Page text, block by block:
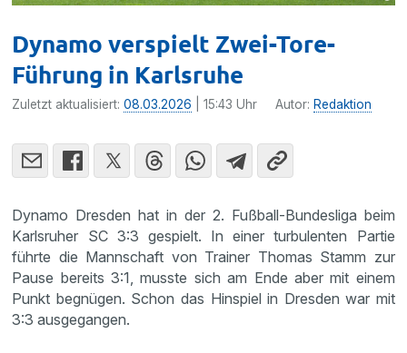
Dynamo verspielt Zwei-Tore-
Führung in Karlsruhe
Zuletzt aktualisiert:08.03.2026 | 15:43 Uhr Autor: Redaktion
Dynamo Dresden hat in der 2. Fußball-Bundesliga beim
Karlsruher SC 3:3 gespielt. In einer turbulenten Partie
führte die Mannschaft von Trainer Thomas Stamm zur
Pause bereits 3:1, musste sich am Ende aber mit einem
Punkt begnügen. Schon das Hinspiel in Dresden war mit
3:3 ausgegangen.